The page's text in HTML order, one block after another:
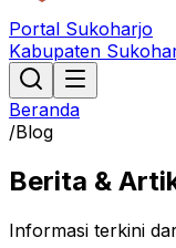
Portal Sukoharjo
Kabupaten
Beranda
/Blog
Berita &
Informasi terkini